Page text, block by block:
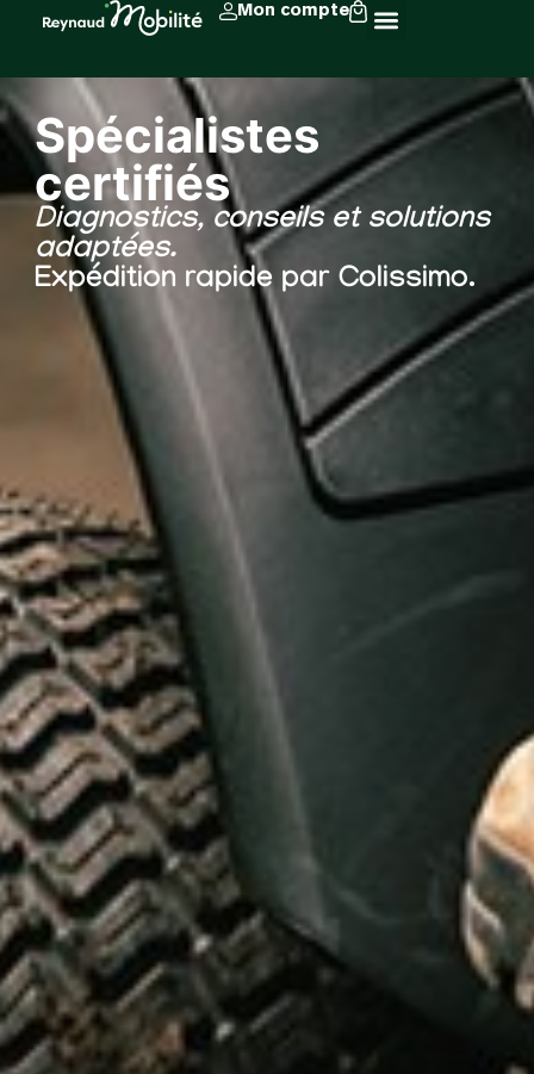
Mon compte
Spécialistes
certifiés
Diagnostics, conseils et solutions
adaptées.
Expédition rapide par Colissimo.